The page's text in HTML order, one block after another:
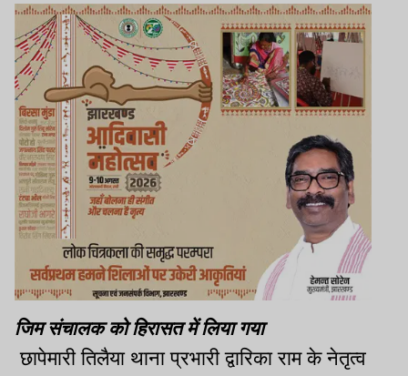
जिम संचालक को हिरासत में लिया गया
छापेमारी तिलैया थाना प्रभारी द्वारिका राम के नेतृत्व